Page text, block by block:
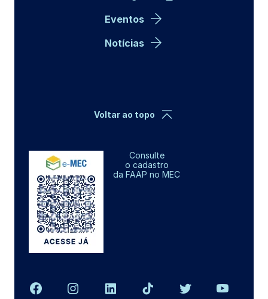
Eventos
Notícias
Consulte
o cadastro
da FAAP no MEC
Voltar ao topo